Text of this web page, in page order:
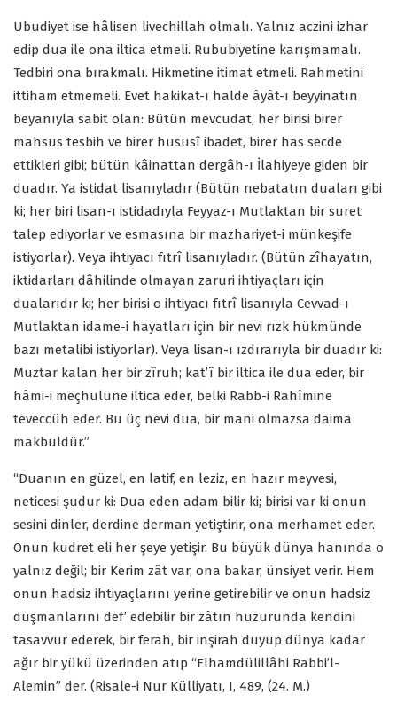
Ubudiyet ise hâlisen livechillah olmalı. Yalnız aczini izhar
edip dua ile ona iltica etmeli. Rububiyetine karışmamalı.
Tedbiri ona bırakmalı. Hikmetine itimat etmeli. Rahmetini
ittiham etmemeli. Evet hakikat-ı halde âyât-ı beyyinatın
beyanıyla sabit olan: Bütün mevcudat, her birisi birer
mahsus tesbih ve birer hususî ibadet, birer has secde
ettikleri gibi; bütün kâinattan dergâh-ı İlahiyeye giden bir
duadır. Ya istidat lisanıyladır (Bütün nebatatın duaları gibi
ki; her biri lisan-ı istidadıyla Feyyaz-ı Mutlaktan bir suret
talep ediyorlar ve esmasına bir mazhariyet-i münkeşife
istiyorlar). Veya ihtiyacı fıtrî lisanıyladır. (Bütün zîhayatın,
iktidarları dâhilinde olmayan zaruri ihtiyaçları için
dualarıdır ki; her birisi o ihtiyacı fıtrî lisanıyla Cevvad-ı
Mutlaktan idame-i hayatları için bir nevi rızk hükmünde
bazı metalibi istiyorlar). Veya lisan-ı ızdırarıyla bir duadır ki:
Muztar kalan her bir zîruh; kat’î bir iltica ile dua eder, bir
hâmi-i meçhulüne iltica eder, belki Rabb-i Rahîmine
teveccüh eder. Bu üç nevi dua, bir mani olmazsa daima
makbuldür.”
“Duanın en güzel, en latif, en leziz, en hazır meyvesi,
neticesi şudur ki: Dua eden adam bilir ki; birisi var ki onun
sesini dinler, derdine derman yetiştirir, ona merhamet eder.
Onun kudret eli her şeye yetişir. Bu büyük dünya hanında o
yalnız değil; bir Kerim zât var, ona bakar, ünsiyet verir. Hem
onun hadsiz ihtiyaçlarını yerine getirebilir ve onun hadsiz
düşmanlarını def’ edebilir bir zâtın huzurunda kendini
tasavvur ederek, bir ferah, bir inşirah duyup dünya kadar
ağır bir yükü üzerinden atıp “Elhamdülillâhi Rabbi’l-
Alemin” der. (Risale-i Nur Külliyatı, I, 489, (24. M.)